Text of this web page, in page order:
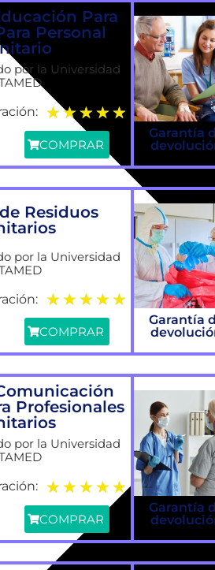
Para
Personal
por la Universidad
★★★★★
COMPRAR
Garantía
Residuos
por la Universidad
★ ★ ★ ★ ★
COMPRAR
Garantía
Profesionales
por la Universidad
★ ★ ★ ★ ★
COMPRAR
Garantía